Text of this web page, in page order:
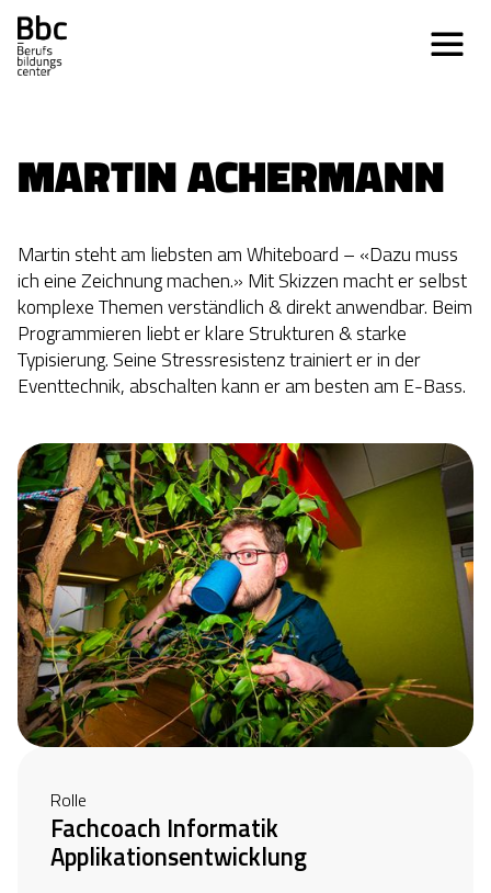
MARTIN ACHERMANN
Martin steht am liebsten am Whiteboard – «Dazu muss
ich eine Zeichnung machen.» Mit Skizzen macht er selbst
komplexe Themen verständlich & direkt anwendbar. Beim
Programmieren liebt er klare Strukturen & starke
Typisierung. Seine Stressresistenz trainiert er in der
Eventtechnik, abschalten kann er am besten am E-Bass.
Rolle
Fachcoach Informatik
Applikationsentwicklung